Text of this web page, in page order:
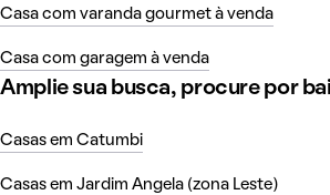
Casa com varanda gourmet à venda
Casa com garagem à venda
Amplie sua busca, procure por
Casas em Catumbi
Casas em Jardim Angela (zona Leste)